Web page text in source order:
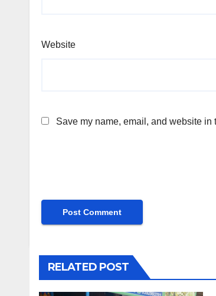
Website
Save my name, email, and website in
RELATED POST